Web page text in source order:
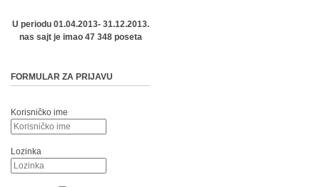
U periodu 01.04.2013- 31.12.2013.
nas sajt je imao 47 348 poseta
FORMULAR ZA PRIJAVU
Korisničko ime
Lozinka